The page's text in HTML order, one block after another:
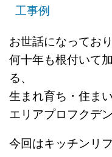
工事例
お世話になってお
何十年も根付いて
る、
生まれ育ち・住ま
エリアプロフクデ
今回はキッチンリ